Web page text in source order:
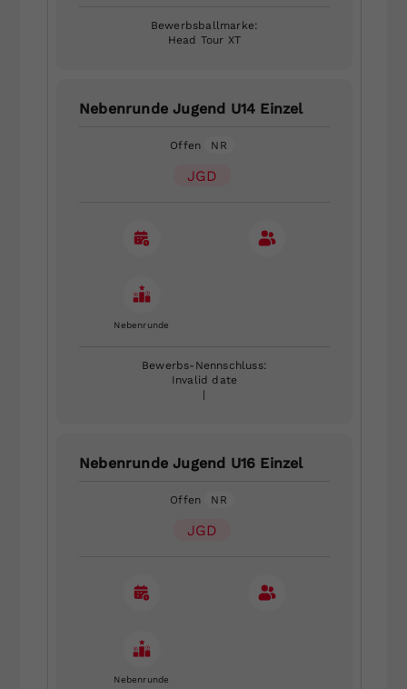
Bewerbsballmarke:
Head Tour XT
Nebenrunde Jugend U14 Einzel
Offen NR
JGD
Nebenrunde
Bewerbs-Nennschluss:
Invalid date
Nebenrunde Jugend U16 Einzel
Offen NR
JGD
Nebenrunde